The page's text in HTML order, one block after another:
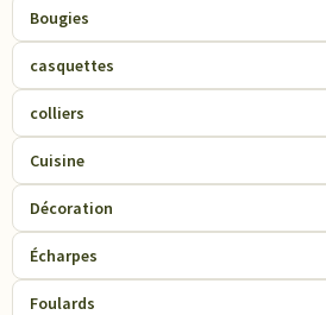
Bougies
casquettes
colliers
Cuisine
Décoration
Écharpes
Foulards